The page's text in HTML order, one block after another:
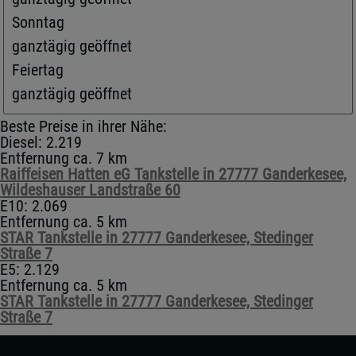
Sonntag
ganztägig geöffnet
Feiertag
ganztägig geöffnet
Beste Preise in ihrer Nähe:
Diesel: 2.219
Entfernung ca. 7 km
Raiffeisen Hatten eG Tankstelle in 27777 Ganderkesee,
Wildeshauser Landstraße 60
E10: 2.069
Entfernung ca. 5 km
STAR Tankstelle in 27777 Ganderkesee, Stedinger
Straße 7
E5: 2.129
Entfernung ca. 5 km
STAR Tankstelle in 27777 Ganderkesee, Stedinger
Straße 7